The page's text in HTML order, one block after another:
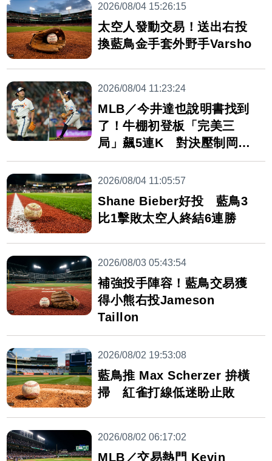
2026/08/04 15:26:15
太空人發動交易！送出右投
換藍鳥金手套外野手Varsho
2026/08/04 11:23:24
MLB／今井達也說明書找到
了！牛棚初登板「完美三
局」飆5連K 對決壓制岡本
和真
2026/08/04 11:05:57
Shane Bieber好投 藍鳥3
比1擊敗太空人終結6連勝
2026/08/03 05:43:54
補強投手陣容！藍鳥交易獲
得小熊右投Jameson
Taillon
2026/08/02 19:53:08
藍鳥推 Max Scherzer 拚橫
掃 紅雀打線低迷盼止敗
2026/08/02 06:17:02
MLB／交易熱門 Kevin